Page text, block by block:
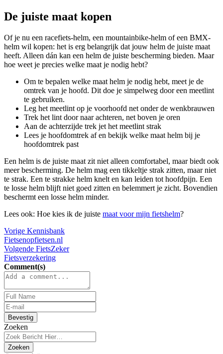
De juiste maat kopen
Of je nu een racefiets-helm, een mountainbike-helm of een BMX-
helm wil kopen: het is erg belangrijk dat jouw helm de juiste maat
heeft. Alleen dán kan een helm de juiste bescherming bieden. Maar
hoe weet je precies welke maat je nodig hebt?
Om te bepalen welke maat helm je nodig hebt, meet je de
omtrek van je hoofd. Dit doe je simpelweg door een meetlint
te gebruiken.
Leg het meetlint op je voorhoofd net onder de wenkbrauwen
Trek het lint door naar achteren, net boven je oren
Aan de achterzijde trek jet het meetlint strak
Lees je hoofdomtrek af en bekijk welke maat helm bij je
hoofdomtrek past
Een helm is de juiste maat zit niet alleen comfortabel, maar biedt ook
meer bescherming. De helm mag een tikkeltje strak zitten, maar niet
te strak. Een te strakke helm knelt en kan leiden tot hoofdpijn. Een
te losse helm blijft niet goed zitten en belemmert je zicht. Bovendien
beschermt een losse helm minder.
Lees ook: Hoe kies ik de juiste maat voor mijn fietshelm?
Vorige Kennisbank
Fietsenopfietsen.nl
Volgende FietsZeker
Fietsverzekering
Comment(s)
Bevestig
Zoeken
Zoeken